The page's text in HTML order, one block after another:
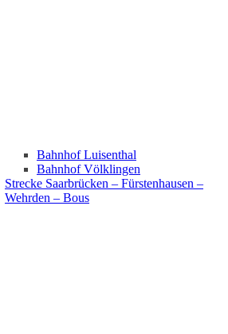
Bahnhof Luisenthal
Bahnhof Völklingen
Strecke Saarbrücken – Fürstenhausen –
Wehrden – Bous